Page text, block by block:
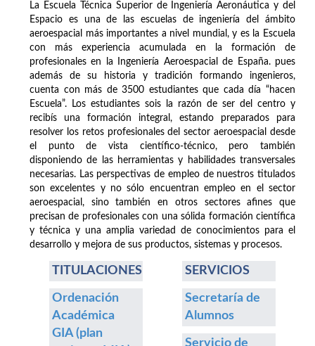
La Escuela Técnica Superior de Ingeniería Aeronáutica y del
Espacio es una de las escuelas de ingeniería del ámbito
aeroespacial más importantes a nivel mundial, y es la Escuela
con más experiencia acumulada en la formación de
profesionales en la Ingeniería Aeroespacial de España. pues
además de su historia y tradición formando ingenieros,
cuenta con más de 3500 estudiantes que cada día “hacen
Escuela”. Los estudiantes sois la razón de ser del centro y
recibís una formación integral, estando preparados para
resolver los retos profesionales del sector aeroespacial desde
el punto de vista científico-técnico, pero también
disponiendo de las herramientas y habilidades transversales
necesarias. Las perspectivas de empleo de nuestros titulados
son excelentes y no sólo encuentran empleo en el sector
aeroespacial, sino también en otros sectores afines que
precisan de profesionales con una sólida formación científica
y técnica y una amplia variedad de conocimientos para el
desarrollo y mejora de sus productos, sistemas y procesos.
TITULACIONES
Ordenación
Académica
GIA (plan
SERVICIOS
Secretaría de
Alumnos
Servicio de